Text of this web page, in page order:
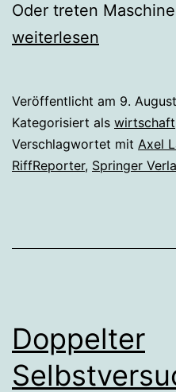
Oder treten
weiterlesen
Veröffentlicht am 9.
Kategorisiert als
Verschlagwortet mit Axel
RiffReporter, Springer
Doppelter